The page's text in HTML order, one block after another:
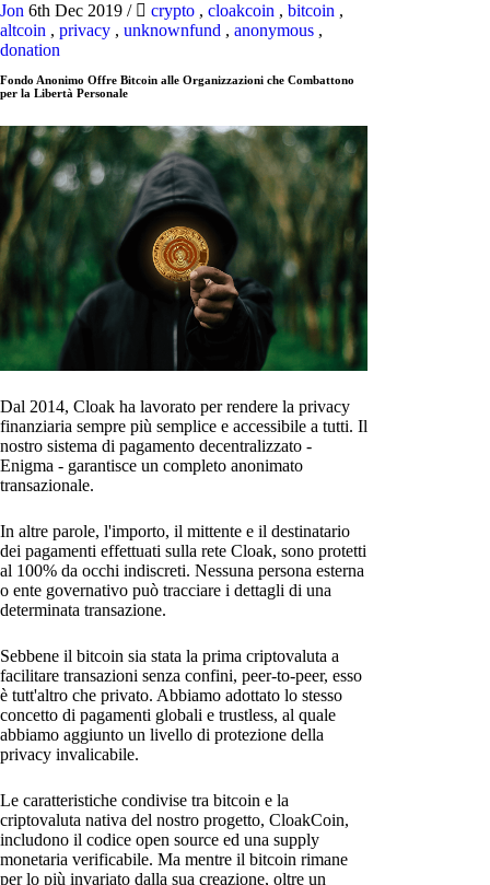
Jon 6th Dec 2019 / crypto , cloakcoin , bitcoin ,
altcoin , privacy , unknownfund , anonymous ,
donation
Fondo Anonimo Offre Bitcoin alle Organizzazioni che Combattono
per la Libertà Personale
Dal 2014, Cloak ha lavorato per rendere la privacy
finanziaria sempre più semplice e accessibile a tutti. Il
nostro sistema di pagamento decentralizzato -
Enigma - garantisce un completo anonimato
transazionale.
In altre parole, l'importo, il mittente e il destinatario
dei pagamenti effettuati sulla rete Cloak, sono protetti
al 100% da occhi indiscreti. Nessuna persona esterna
o ente governativo può tracciare i dettagli di una
determinata transazione.
Sebbene il bitcoin sia stata la prima criptovaluta a
facilitare transazioni senza confini, peer-to-peer, esso
è tutt'altro che privato. Abbiamo adottato lo stesso
concetto di pagamenti globali e trustless, al quale
abbiamo aggiunto un livello di protezione della
privacy invalicabile.
Le caratteristiche condivise tra bitcoin e la
criptovaluta nativa del nostro progetto, CloakCoin,
includono il codice open source ed una supply
monetaria verificabile. Ma mentre il bitcoin rimane
per lo più invariato dalla sua creazione, oltre un